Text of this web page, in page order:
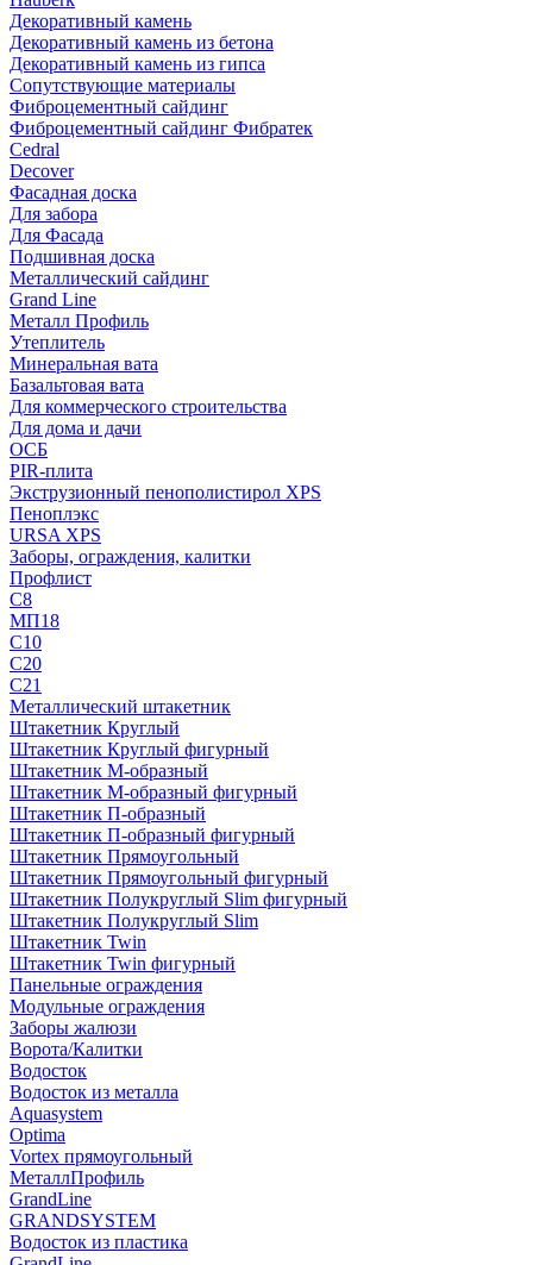
Декоративный камень
Декоративный камень из бетона
Декоративный камень из гипса
Сопутствующие материалы
Фиброцементный сайдинг
Фиброцементный сайдинг Фибратек
Cedral
Decover
Фасадная доска
Для забора
Для Фасада
Подшивная доска
Металлический сайдинг
Grand Line
Металл Профиль
Утеплитель
Минеральная вата
Базальтовая вата
Для коммерческого строительства
Для дома и дачи
ОСБ
PIR-плита
Экструзионный пенополистирол XPS
Пеноплэкс
URSA XPS
Заборы, ограждения, калитки
Профлист
С8
МП18
С10
С20
С21
Металлический штакетник
Штакетник Круглый
Штакетник Круглый фигурный
Штакетник М-образный
Штакетник М-образный фигурный
Штакетник П-образный
Штакетник П-образный фигурный
Штакетник Прямоугольный
Штакетник Прямоугольный фигурный
Штакетник Полукруглый Slim фигурный
Штакетник Полукруглый Slim
Штакетник Twin
Штакетник Twin фигурный
Панельные ограждения
Модульные ограждения
Заборы жалюзи
Ворота/Калитки
Водосток
Водосток из металла
Aquasystem
Optima
Vortex прямоугольный
МеталлПрофиль
GrandLine
GRANDSYSTEM
Водосток из пластика